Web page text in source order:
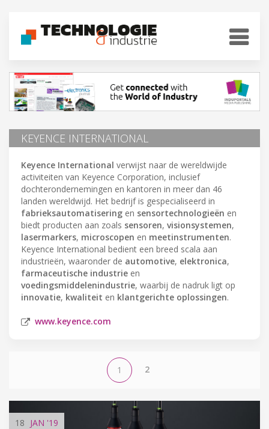
KEYENCE INTERNATIONAL
Keyence International verwijst naar de wereldwijde
activiteiten van Keyence Corporation, inclusief
dochterondernemingen en kantoren in meer dan 46
landen wereldwijd. Het bedrijf is gespecialiseerd in
fabrieksautomatisering en sensortechnologieën en
biedt producten aan zoals sensoren, visionsystemen,
lasermarkers, microscopen en meetinstrumenten.
Keyence International bedient een breed scala aan
industrieën, waaronder de automotive, elektronica,
farmaceutische industrie en
voedingsmiddelenindustrie, waarbij de nadruk ligt op
innovatie, kwaliteit en klantgerichte oplossingen.
www.keyence.com
1 2
18 JAN '19